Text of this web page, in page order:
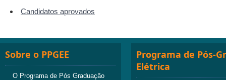
Candidatos aprovados
Sobre o PPGEE
O Programa de Pós Graduação
Programa de Pós-
Elétrica